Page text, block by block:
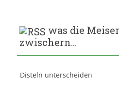
was die
zwischern…
Disteln unterscheiden